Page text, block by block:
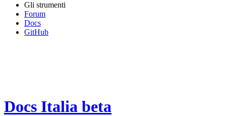
Gli strumenti
Forum
Docs
GitHub
Docs Italia beta